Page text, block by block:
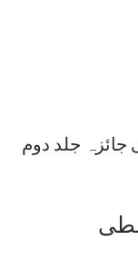
جلد دوم